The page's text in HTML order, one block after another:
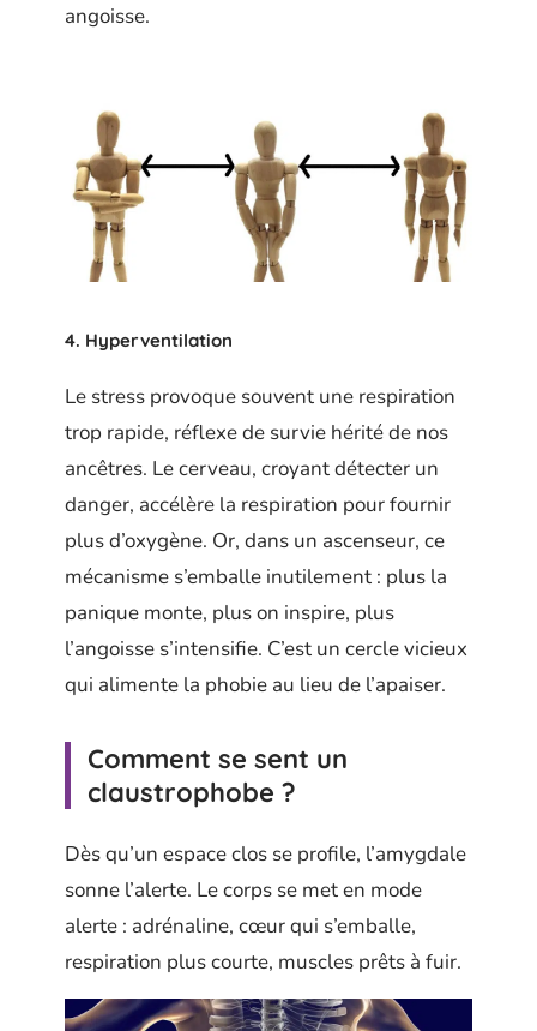
angoisse.
4. Hyperventilation
Le stress provoque souvent une respiration
trop rapide, réflexe de survie hérité de nos
ancêtres. Le cerveau, croyant détecter un
danger, accélère la respiration pour fournir
plus d’oxygène. Or, dans un ascenseur, ce
mécanisme s’emballe inutilement : plus la
panique monte, plus on inspire, plus
l’angoisse s’intensifie. C’est un cercle vicieux
qui alimente la phobie au lieu de l’apaiser.
Comment se sent un
claustrophobe ?
Dès qu’un espace clos se profile, l’amygdale
sonne l’alerte. Le corps se met en mode
alerte : adrénaline, cœur qui s’emballe,
respiration plus courte, muscles prêts à fuir.